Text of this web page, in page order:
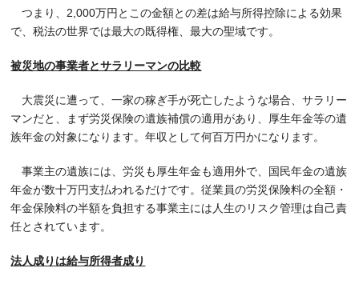
つまり、2,000万円とこの金額との差は給与所得控除による効果
で、税法の世界では最大の既得権、最大の聖域です。
被災地の事業者とサラリーマンの比較
大震災に遭って、一家の稼ぎ手が死亡したような場合、サラリー
マンだと、まず労災保険の遺族補償の適用があり、厚生年金等の遺
族年金の対象になります。年収として何百万円かになります。
事業主の遺族には、労災も厚生年金も適用外で、国民年金の遺族
年金が数十万円支払われるだけです。従業員の労災保険料の全額・
年金保険料の半額を負担する事業主には人生のリスク管理は自己責
任とされています。
法人成りは給与所得者成り